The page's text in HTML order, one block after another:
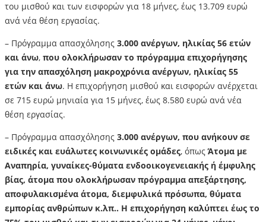
του μισθού και των εισφορών για 18 μήνες, έως 13.709 ευρώ
ανά νέα θέση εργασίας.
– Πρόγραμμα απασχόλησης 3.000 ανέργων, ηλικίας 56 ετών
και άνω, που ολοκλήρωσαν το πρόγραμμα επιχορήγησης
για την απασχόληση μακροχρόνια ανέργων, ηλικίας 55
ετών και άνω. Η επιχορήγηση μισθού και εισφορών ανέρχεται
σε 715 ευρώ μηνιαία για 15 μήνες, έως 8.580 ευρώ ανά νέα
θέση εργασίας.
– Πρόγραμμα απασχόλησης 3.000 ανέργων, που ανήκουν σε
ειδικές και ευάλωτες κοινωνικές ομάδες, όπωςΆτομα με
Αναπηρία, γυναίκες-θύματα ενδοοικογενειακής ή έμφυλης
βίας, άτομα που ολοκλήρωσαν πρόγραμμα απεξάρτησης,
αποφυλακισμένα άτομα, διεμφυλικά πρόσωπα, θύματα
εμπορίας ανθρώπων κ.λπ.. Η επιχορήγηση καλύπτει έως το